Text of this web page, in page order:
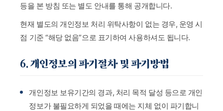
등을 본 방침 또는 별도 안내를 통해 공개합니다.
현재 별도의 개인정보 처리 위탁사항이 없는 경우, 운영 시
점 기준 “해당 없음”으로 표기하여 사용하셔도 됩니다.
6. 개인정보의 파기절차 및 파기방법
개인정보 보유기간의 경과, 처리 목적 달성 등으로 개인
정보가 불필요하게 되었을 때에는 지체 없이 파기합니